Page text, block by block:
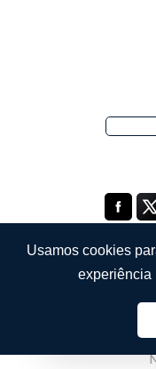
Usamos cookies
experiência
Português